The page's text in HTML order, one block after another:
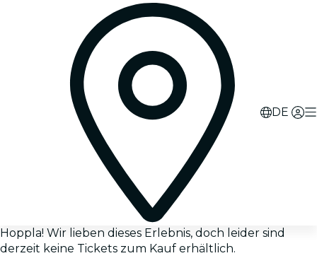
DE
Hoppla! Wir lieben dieses Erlebnis, doch leider sind
derzeit keine Tickets zum Kauf erhältlich.